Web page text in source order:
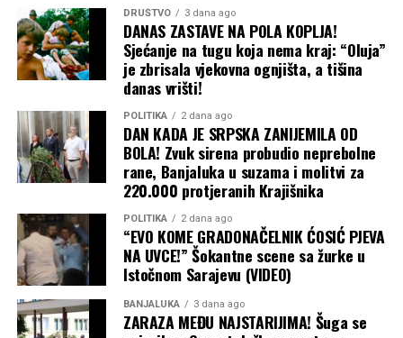
Kijev. Ipak, Putin očajnički želi pobjede na frontu, pa će
gurati po svom čak i bez čiste i ubjedljive pobjede na
pomolu. Isto tako, ne treba očekivati ni obnovu
sporazuma postignutog pod okriljem Ujedinjenih nacija
u julu 2022. godine, koji je ranije omogućio bezbjednu
plovidbu do i iz ukrajinskih luka.
Baš kao što je kriza u Ormuskom moreuzu primorala
susjedne zemlje da grozničavo traže nove puteve za
izvoz nafte iz Persijskog zaliva, tako bi i Ukrajina mogla
da preusmjeri izvoz žita preko Dunava, rumunskih luka i
željeznice, kao što je to činila na početku rata. Ali, kao i
tada, ta alternativna rješenja su skupa i logistički znatno
komplikovanija.
DRUŠTVO 3 dana ago
DANAS ZASTAVE NA POLA KOPLJA!
Sjećanje na tugu koja nema kraj: “Oluja”
je zbrisala vjekovna ognjišta, a tišina
danas vrišti!
POLITIKA 2 dana ago
DAN KADA JE SRPSKA ZANIJEMILA OD
BOLA! Zvuk sirena probudio neprebolne
rane, Banjaluka u suzama i molitvi za
220.000 protjeranih Krajišnika
POLITIKA 2 dana ago
“EVO KOME GRADONAČELNIK ĆOSIĆ PJEVA
NA UVCE!” Šokantne scene sa žurke u
Istočnom Sarajevu (VIDEO)
BANJALUKA 3 dana ago
ZARAZA MEĐU NAJSTARIJIMA! Šuga se